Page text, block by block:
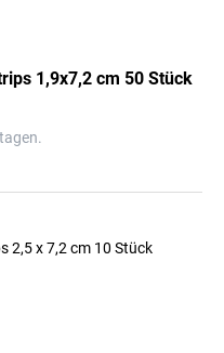
aluderm®-aluplast elastisch Strips 1,9x7,2 cm 50 Stück